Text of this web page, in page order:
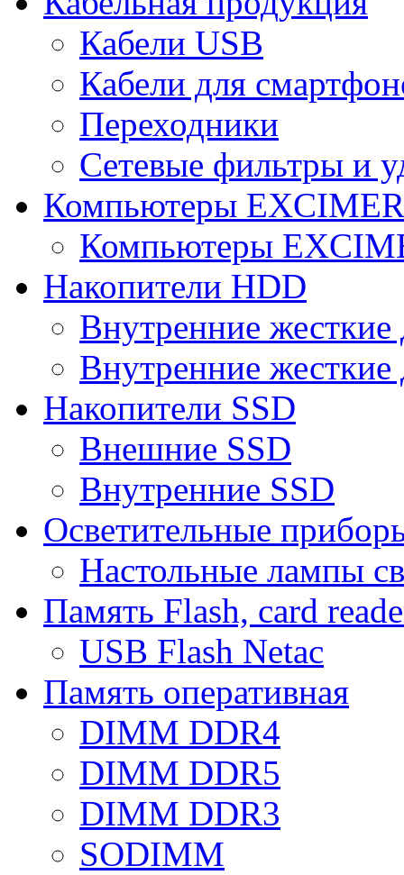
Кабели USB
Кабели для
Переходники
Сетевые фильтры и
Компьютеры
Компьютеры
Накопители HDD
Внутренние
Внутренние
Накопители SSD
Внешние SSD
Внутренние SSD
Осветительные
Настольные лампы
Память Flash, card
USB Flash Netac
Память оперативная
DIMM DDR4
DIMM DDR5
DIMM DDR3
SODIMM